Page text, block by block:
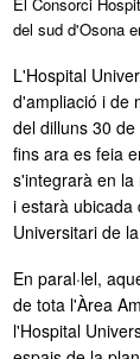
Traductor
Sóc del CHV
del sud d'Osona
L'Hospital
d'ampliació i de
del dilluns 30
fins ara es feia
s'integrarà en la
i estarà ubicada
Universitari de
En paral·lel,
de tota l'Àrea
l'Hospital